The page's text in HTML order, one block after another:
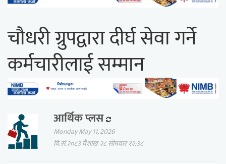
चौधरी ग्रुपद्वारा दीर्घ सेवा गर्ने
कर्मचारीलाई सम्मान
आर्थिक प्लस
Monday May 11, 2026
वि.सं.२०८३ वैशाख २८ सोमवार १२:३८